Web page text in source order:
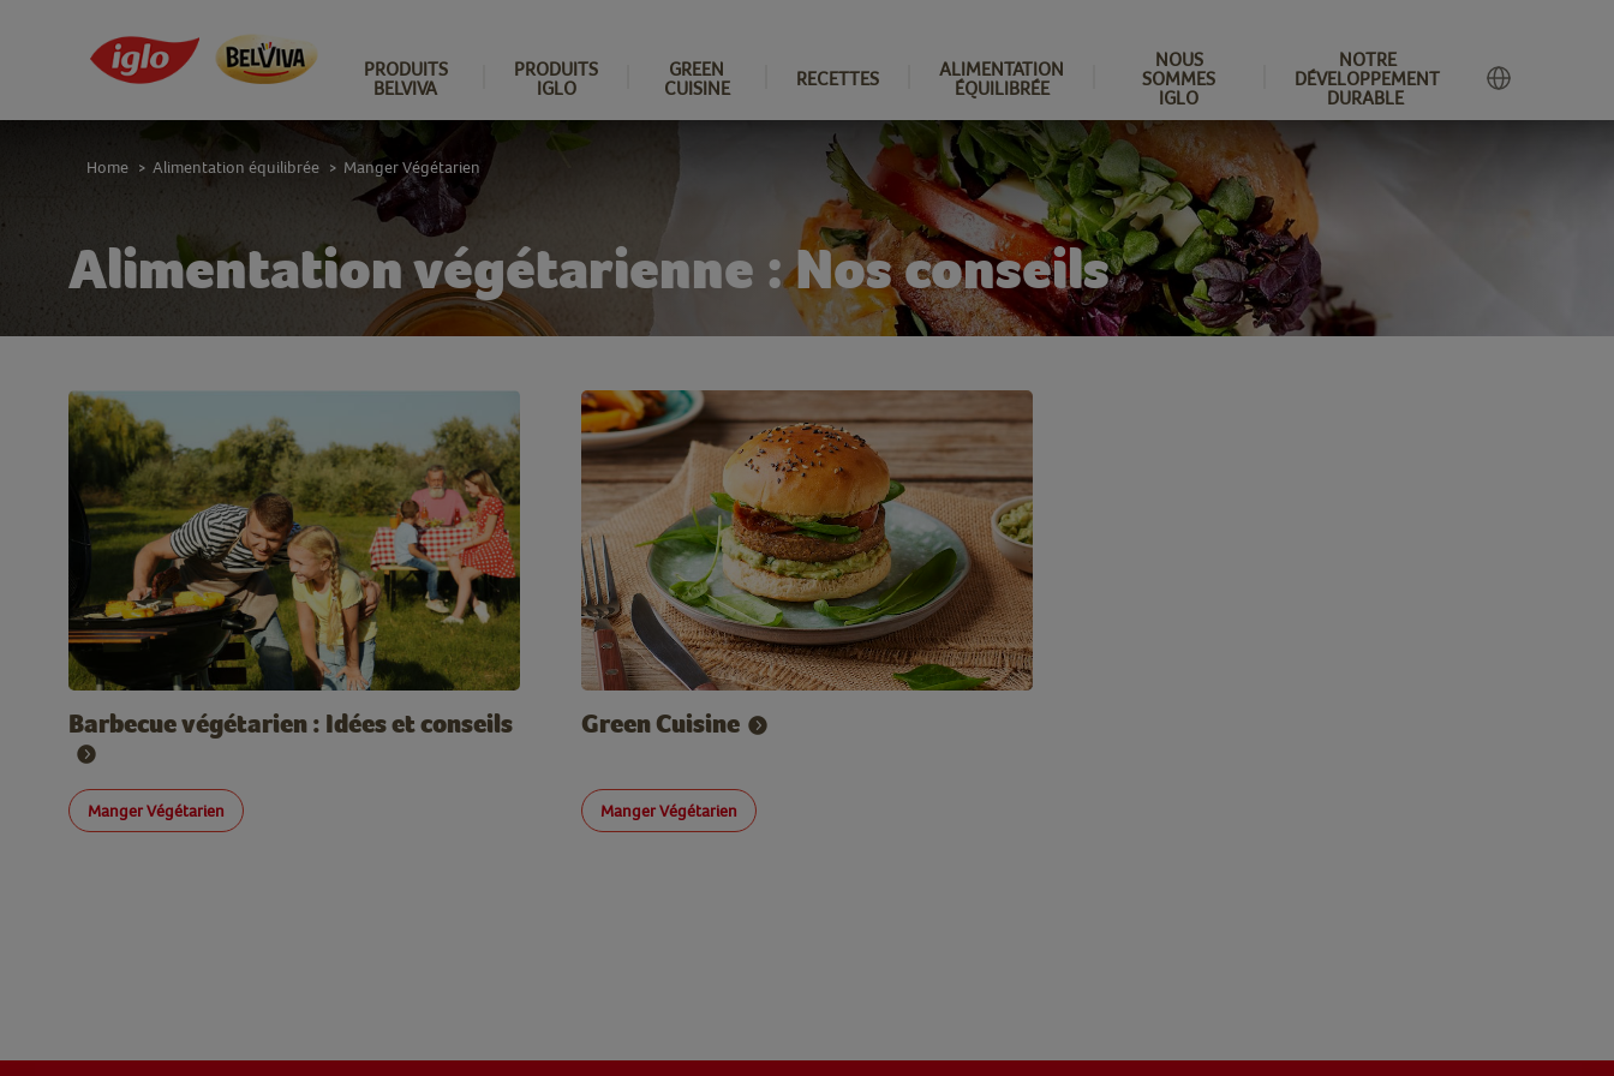
PRODUITS
BELVIVA
PRODUITS
IGLO
GREEN
CUISINE
RECETTES
ALIMENTATION
ÉQUILIBRÉE
NOUS
SOMMES
IGLO
NOTRE
DÉVELOPPEMENT
DURABLE
Alimentation végétarienne : Nos conseils
Home > Alimentation équilibrée > Manger Végétarien
Barbecue végétarien : Idées et conseils
Manger Végétarien
Green Cuisine
Manger Végétarien